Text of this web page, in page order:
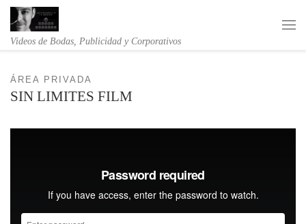
Saltar al contenido
Videos de Bodas, Publicidad y Corporativos
ÁREA PRIVADA
SIN LIMITES FILM